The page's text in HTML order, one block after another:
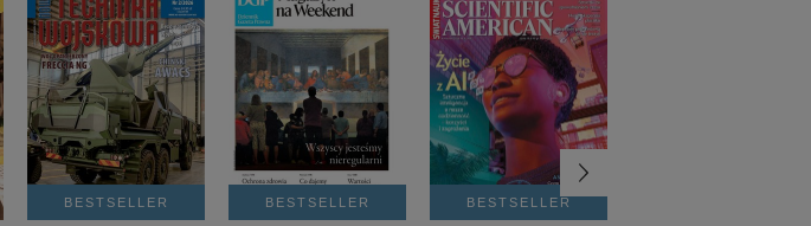
BESTSELLER BESTSELLER BESTSELLER